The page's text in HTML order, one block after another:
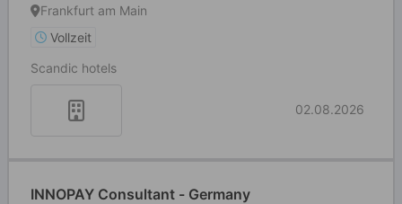
Frankfurt am Main
Vollzeit
Scandic hotels
02.08.2026
INNOPAY Consultant - Germany